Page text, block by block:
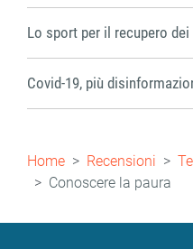
Lo sport per il recupero
Covid-19, più
Briciole
di
pane
Home Recensioni
Conoscere la paura